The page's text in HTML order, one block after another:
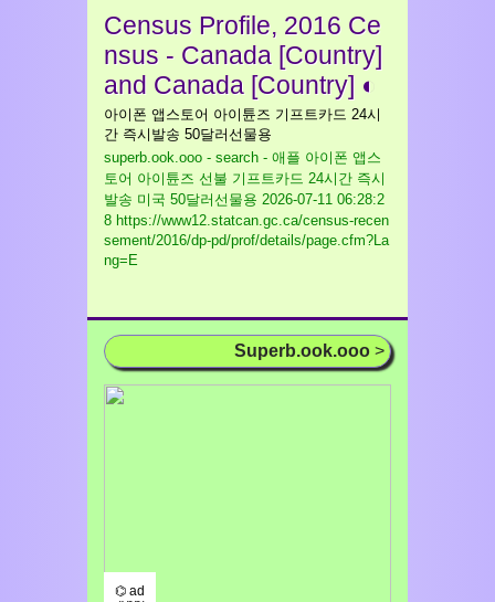
Census Profile, 2016 Ce
nsus - Canada [Country]
and Canada [Country] ◐
아이폰 앱스토어 아이튠즈 기프트카드 24시
간 즉시발송 50달러선물용
superb.ook.ooo - search - 애플 아이폰 앱스
토어 아이튠즈 선불 기프트카드 24시간 즉시
발송 미국 50달러선물용 2026-07-11 06:28:2
8 https://www12.statcan.gc.ca/census-recen
sement/2016/dp-pd/prof/details/page.cfm?La
ng=E
Superb.ook.ooo >
⌬ ad